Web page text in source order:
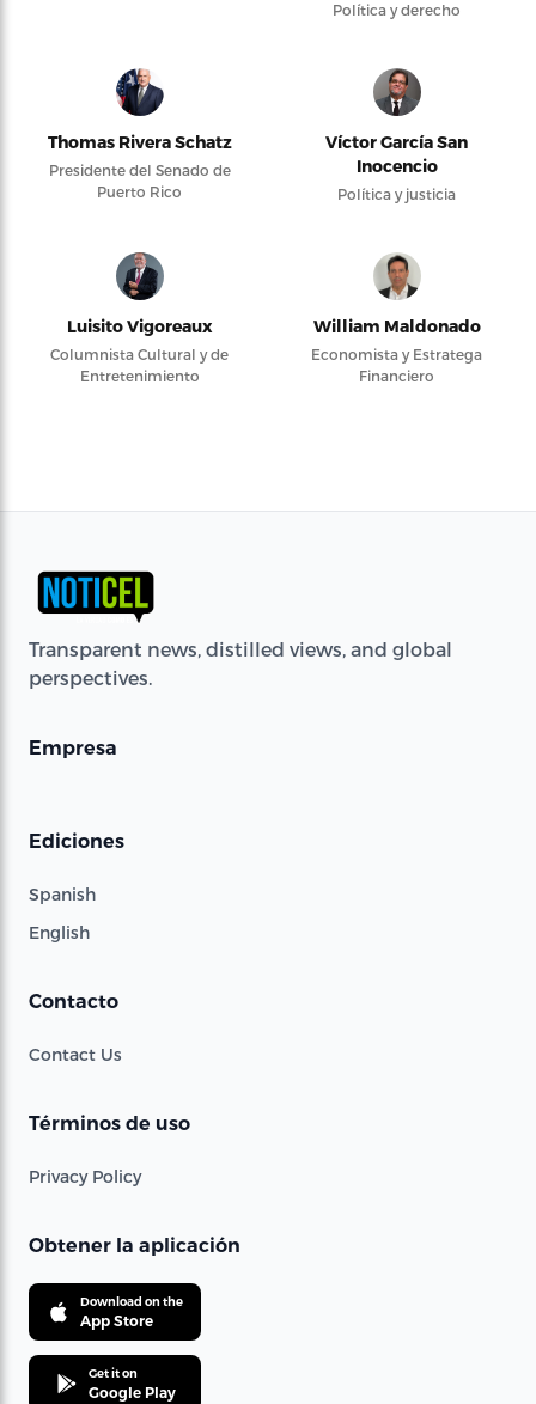
Política y derecho
Thomas Rivera Schatz
Presidente del Senado de
Puerto Rico
Víctor García San
Inocencio
Política y justicia
Luisito Vigoreaux
Columnista Cultural y de
Entretenimiento
William Maldonado
Economista y Estratega
Financiero
Transparent news, distilled views, and global
perspectives.
Empresa
Ediciones
Spanish
English
Contacto
Contact Us
Términos de uso
Privacy Policy
Obtener la aplicación
Download on the
App Store
Get it on
Google Play